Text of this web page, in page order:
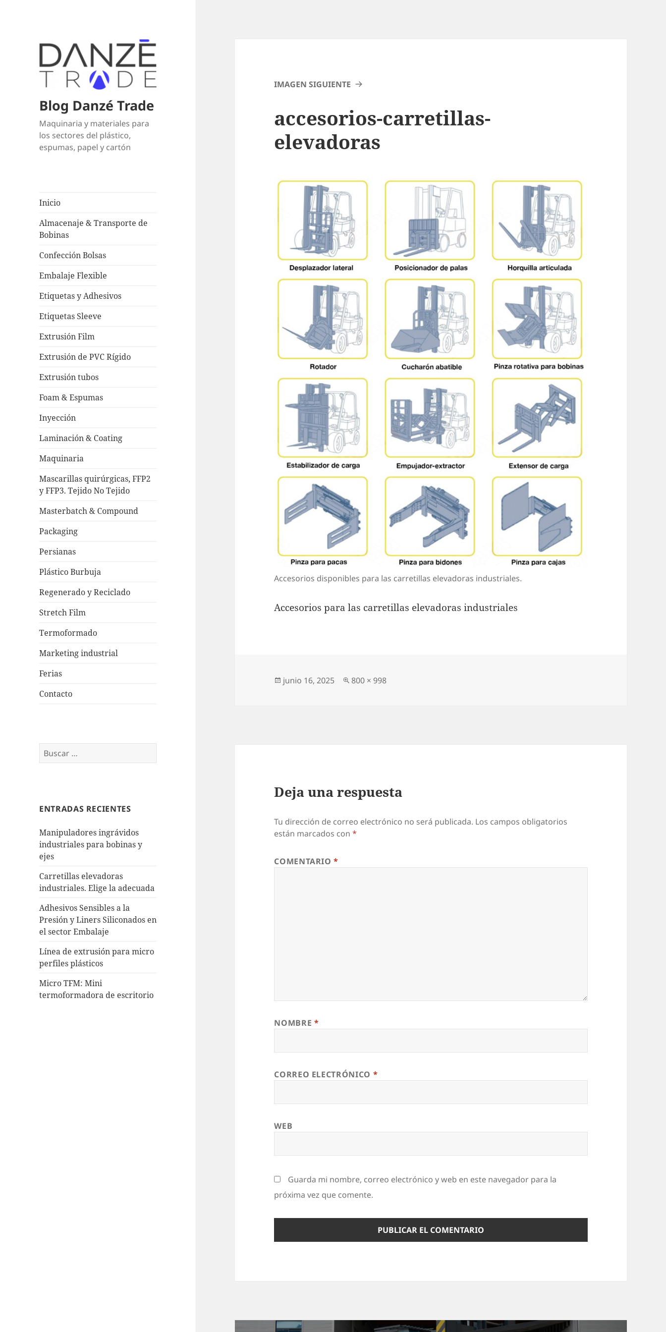
Blog Danzé Trade
Maquinaria y materiales para
los sectores del plástico,
espumas, papel y cartón
Inicio
Almacenaje & Transporte de
Bobinas
Confección Bolsas
Embalaje Flexible
Etiquetas y Adhesivos
Etiquetas Sleeve
Extrusión Film
Extrusión de PVC Rígido
Extrusión tubos
Foam & Espumas
Inyección
Laminación & Coating
Maquinaria
Mascarillas quirúrgicas, FFP2
y FFP3. Tejido No Tejido
Masterbatch & Compound
Packaging
Persianas
Plástico Burbuja
Regenerado y Reciclado
Stretch Film
Termoformado
Marketing industrial
Ferias
Contacto
Buscar:
ENTRADAS RECIENTES
Manipuladores ingrávidos
industriales para bobinas y
ejes
Carretillas elevadoras
industriales. Elige la adecuada
Adhesivos Sensibles a la
Presión y Liners Siliconados en
el sector Embalaje
Línea de extrusión para micro
perfiles plásticos
Micro TFM: Mini
termoformadora de escritorio
IMAGEN SIGUIENTE
accesorios-carretillas-
elevadoras
Accesorios disponibles para las carretillas elevadoras industriales.
Accesorios para las carretillas elevadoras industriales
Publicado
junio 16, 2025
Tamaño
800 × 998
Deja una respuesta
Tu dirección de correo electrónico no será publicada. Los campos obligatorios
están marcados con*
COMENTARIO*
NOMBRE *
CORREO ELECTRÓNICO *
WEB
Guarda mi nombre, correo electrónico y web en este navegador para la
próxima vez que comente.
Navegación